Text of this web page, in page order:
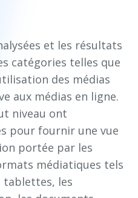
et les résultats
catégories telles que
des médias
aux médias en ligne.
niveau ont
pour fournir une vue
portée par les
médiatiques tels
tablettes, les